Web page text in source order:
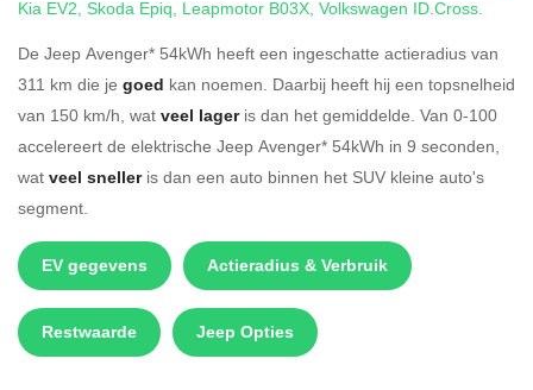
Kia EV2, Skoda Epiq, Leapmotor B03X, Volkswagen ID.Cross.
De Jeep Avenger* 54kWh heeft een ingeschatte actieradius van
311 km die je goed kan noemen. Daarbij heeft hij een topsnelheid
van 150 km/h, wat veel lageris dan het gemiddelde. Van 0-100
accelereert de elektrische Jeep Avenger* 54kWh in 9 seconden,
wat veel snelleris dan een auto binnen het SUV kleine auto's
segment.
EV gegevens Actieradius & Verbruik
Restwaarde Jeep Opties